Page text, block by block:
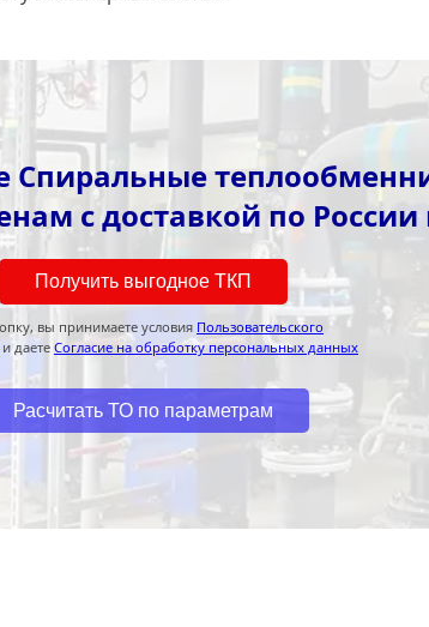
Спиральные
с доставкой по России
Получить выгодное ТКП
вы принимаете условия Пользовательского
и даете Согласие на обработку персональных данных
Расчитать ТО по параметрам